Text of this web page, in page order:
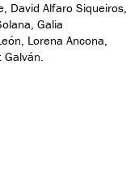
David Alfaro Siqueiros,
Galia
Lorena Ancona,
Galván.